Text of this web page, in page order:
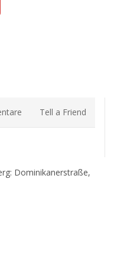
Tell a Friend
Dominikanerstraße,